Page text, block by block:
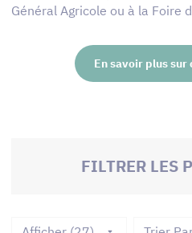
Général Agricole ou à la Foire
En savoir plus
FILTRER LES